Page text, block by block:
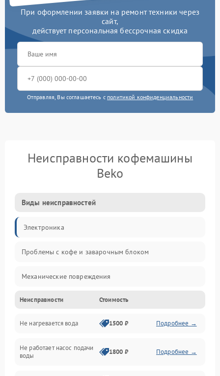
При оформлении заявки на ремонт техники через
сайт,
действует персональная бессрочная скидка
Отправляя, Вы соглашаетесь с политикой конфиденциальности
Неисправности кофемашины
Beko
Виды неисправностей
Электроника
Проблемы с кофе и заварочным блоком
Механические повреждения
Прочие неисправности
Включение и работа
Проблемы с водой
Неисправности Стоимость
Не нагревается вода 1500 ₽ Подробнее →
Не работает насос подачи
воды
1800 ₽ Подробнее →